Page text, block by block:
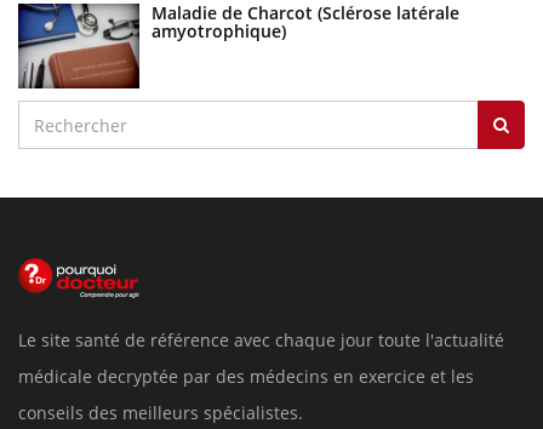
Maladie de Charcot (Sclérose latérale
amyotrophique)
Le site santé de référence avec chaque jour toute l'actualité
médicale decryptée par des médecins en exercice et les
conseils des meilleurs spécialistes.